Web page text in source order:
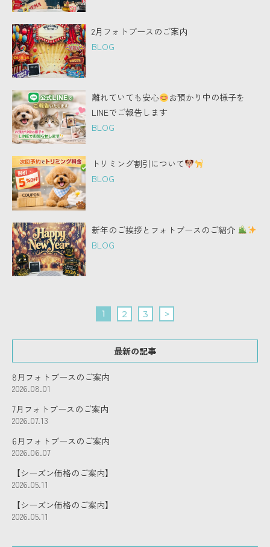
2月フォトブースのご案内
BLOG
離れていても安心
お預かり中の様子を
LINEでご報告します
BLOG
トリミング割引について
BLOG
新年のご挨拶とフォトブースのご紹介
BLOG
1 2 3 >
最新の記事
8月フォトブースのご案内
2026.08.01
7月フォトブースのご案内
2026.07.13
6月フォトブースのご案内
2026.06.07
【シーズン価格のご案内】
2026.05.11
【シーズン価格のご案内】
2026.05.11